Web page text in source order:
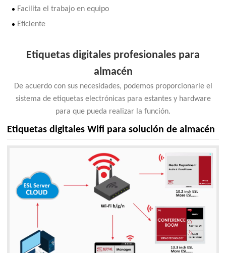
Facilita el trabajo en equipo
Eficiente
Etiquetas digitales profesionales para
almacén
De acuerdo con sus necesidades, podemos proporcionarle el
sistema de etiquetas electrónicas para estantes y hardware
para que pueda realizar la función.
Etiquetas digitales Wifi para solución de almacén